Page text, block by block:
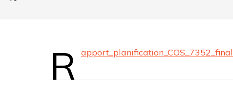
R apport_planification_COS_7352_final